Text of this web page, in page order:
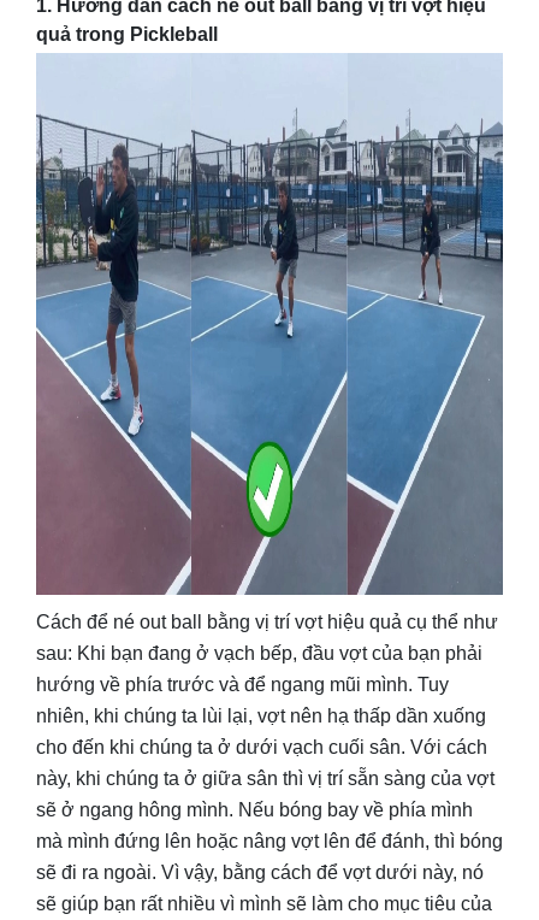
1. Hướng dẫn cách né out ball bằng vị trí vợt hiệu
quả trong Pickleball
Cách để né out ball bằng vị trí vợt hiệu quả cụ thể như
sau: Khi bạn đang ở vạch bếp, đầu vợt của bạn phải
hướng về phía trước và để ngang mũi mình. Tuy
nhiên, khi chúng ta lùi lại, vợt nên hạ thấp dần xuống
cho đến khi chúng ta ở dưới vạch cuối sân. Với cách
này, khi chúng ta ở giữa sân thì vị trí sẵn sàng của vợt
sẽ ở ngang hông mình. Nếu bóng bay về phía mình
mà mình đứng lên hoặc nâng vợt lên để đánh, thì bóng
sẽ đi ra ngoài. Vì vậy, bằng cách để vợt dưới này, nó
sẽ giúp bạn rất nhiều vì mình sẽ làm cho mục tiêu của